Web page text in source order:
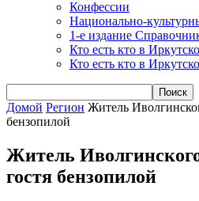
Конфессии
Национально-
1-е издание
Кто есть кто в
Кто есть кто в
Домой Регион Житель
бензопилой
Житель
гостя бензопилой